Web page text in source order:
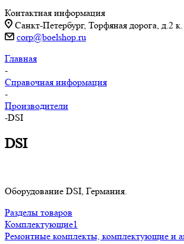
Контактная информация
Санкт-Петербург, Торфяная дорога, д.2
corp@boelshop.ru
Главная
-
Справочная информация
-
Производители
-DSI
DSI
Оборудование DSI, Германия.
Разделы товаров
Комплектующие1
Ремонтные комплекты, комплектующие и